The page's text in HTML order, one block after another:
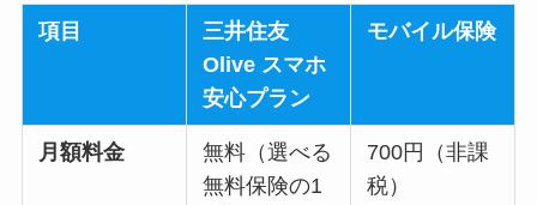
項目
三井住友
Olive スマホ
安心プラン
モバイル保険
月額料金
無料（選べる
無料保険の1
700円（非課
税）